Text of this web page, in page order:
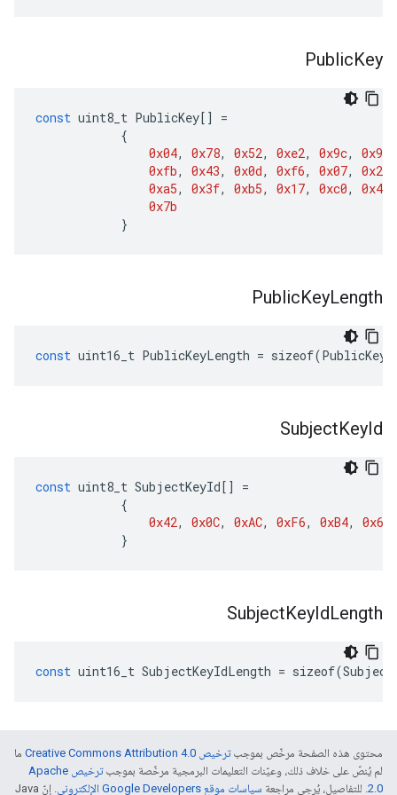
PublicKey
const uint8_t PublicKey[]
=
{
0x04, 0x78, 0x52, 0xe2, 0x9c, 0x92
0xfb, 0x43, 0x0d, 0xf6, 0x07, 0x29
0xa5, 0x3f, 0xb5, 0x17, 0xc0, 0x47
0x7b
}
PublicKeyLength
const uint16_t PublicKeyLength = sizeof(PublicKey
SubjectKeyId
const uint8_t SubjectKeyId[]
=
{
0x42, 0x0C, 0xAC, 0xF6, 0xB4, 0x64
}
SubjectKeyIdLength
const uint16_t SubjectKeyIdLength = sizeof(
محتوى هذه الصفحة مرخّص بموجبترخيص Creative Commons Attribution 4.0‏
ما
لم يُنصّ على خلاف ذلك، وعيّنات التعليمات البرمجية مرخّصة بموجب
ترخيص Apache
2.0‏. للتفاصيل، يُرجى مراجعة سياسات موقع Google Developers الإلكتروني
. إنّ Java